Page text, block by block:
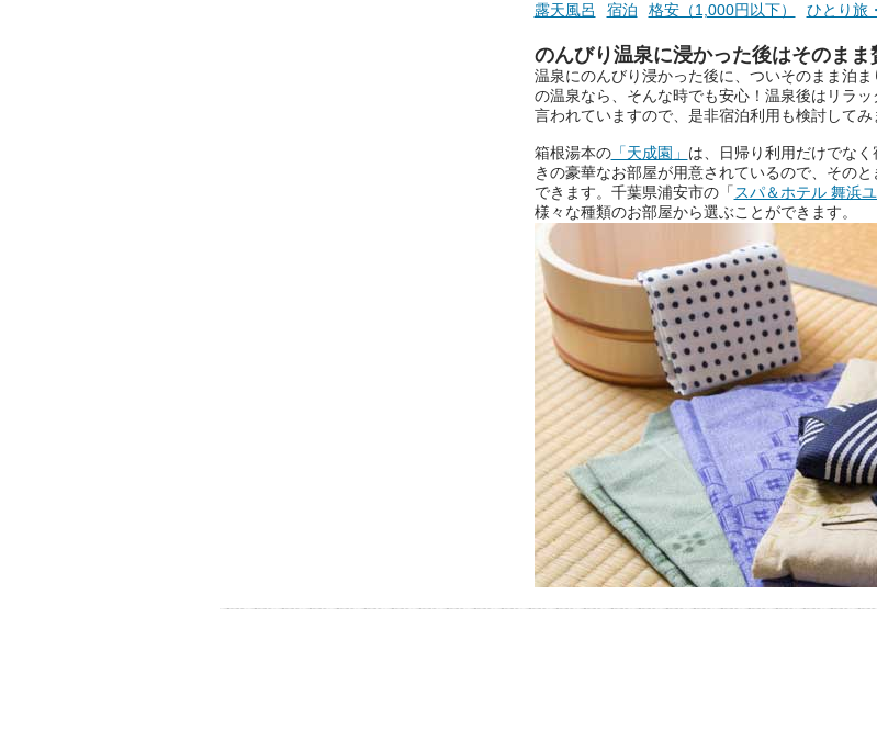
露天風呂 宿泊 格安（1,000円以下） ひとり旅
のんびり温泉に浸かった後はそのまま
温泉にのんびり浸かった後に、ついそのまま泊
の温泉なら、そんな時でも安心！温泉後はリラ
言われていますので、是非宿泊利用も検討してみ
箱根湯本の「天成園」 は、日帰り利用だけでな
きの豪華なお部屋が用意されているので、その
できます。千葉県浦安市の「スパ＆ホテル 舞浜ユ
様々な種類のお部屋から選ぶことができます。